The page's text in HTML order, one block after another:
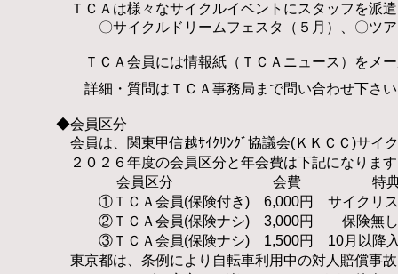
ＴＣＡは様々なサイクルイベントにスタッフを派
〇サイクルドリームフェスタ（５月）、〇ツア
ＴＣＡ会員には情報紙（ＴＣＡニュース）をメー
詳細・質問はＴＣＡ事務局まで問い合わせ下さ
◆会員区分
会員は、関東甲信越ｻｲｸﾘﾝｸﾞ協議会(ＫＫＣＣ)サ
２０２６年度の会員区分と年会費は下記になりま
会員区分 会費 特
①ＴＣＡ会員(保険付き) 6,000円 サイクリス
​ ②ＴＣＡ会員(保険ナシ) 3,000円 保険無し
③ＴＣＡ会員(保険ナシ) 1,500円 10月以降
東京都は、条例により自転車利用中の対人賠償事